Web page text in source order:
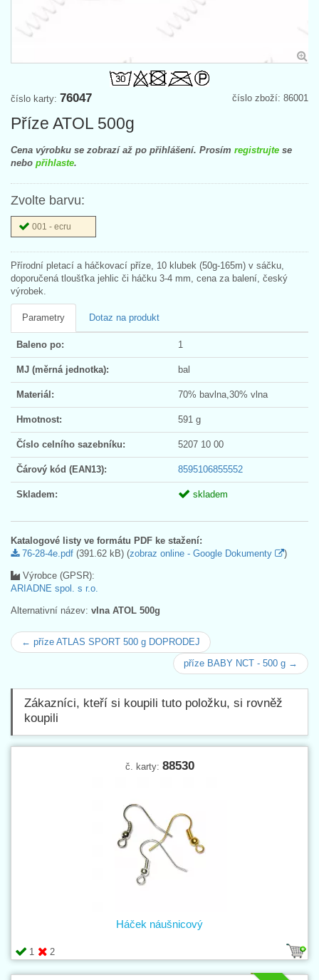
číslo zboží: 86001
číslo karty: 76047
Příze ATOL 500g
Cena výrobku se zobrazí až po přihlášení. Prosím registrujte se
nebo přihlaste.
Zvolte barvu:
001 - ecru
Přírodní pletací a háčkovací příze, 10 klubek (50g-165m) v sáčku,
doporučená tloušťka jehlic či háčku 3-4 mm, cena za balení, český
výrobek.
Parametry Dotaz na produkt
Baleno po: 1
MJ (měrná jednotka): bal
Materiál: 70% bavlna,30% vlna
Hmotnost: 591 g
Číslo celního sazebníku: 5207 10 00
Čárový kód (EAN13): 8595106855552
Skladem: skladem
Katalogové listy ve formátu PDF ke stažení:
76-28-4e.pdf (391.62 kB) (zobraz online - Google Dokumenty )
Výrobce (GPSR):
ARIADNE spol. s r.o.
Alternativní název: vlna ATOL 500g
← příze ATLAS SPORT 500 g DOPRODEJ
příze BABY NCT - 500 g →
Zákazníci, kteří si koupili tuto položku, si rovněž
koupili
č. karty: 88530
1 2
Háček náušnicový